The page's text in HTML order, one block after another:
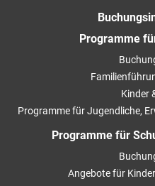
Programme
Kinder
Programme für Jugendliche,
Programme für
Angebote für